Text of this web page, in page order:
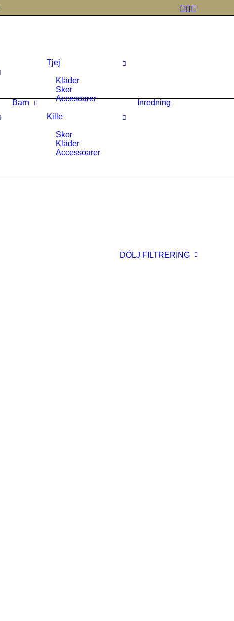
Barn
Tjej
Kläder
Skor
Accesoarer
Kille
Skor
Kläder
Accessoarer
Inredning
DÖLJ FILTRERING